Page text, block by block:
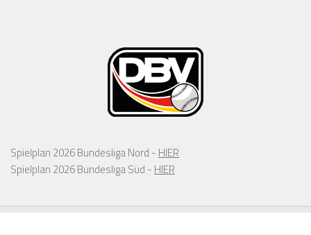
Spielplan 2026 Bundesliga Nord - HIER
Spielplan 2026 Bundesliga Süd - HIER